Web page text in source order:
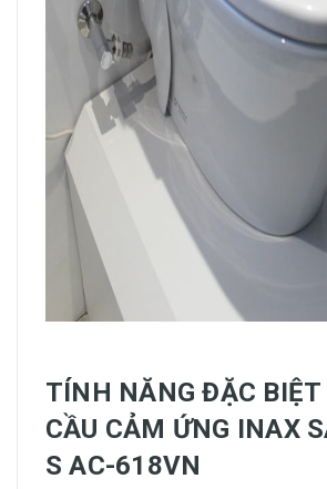
TÍNH NĂNG ĐẶC BIỆT
CẦU CẢM ỨNG INAX
S AC-618VN